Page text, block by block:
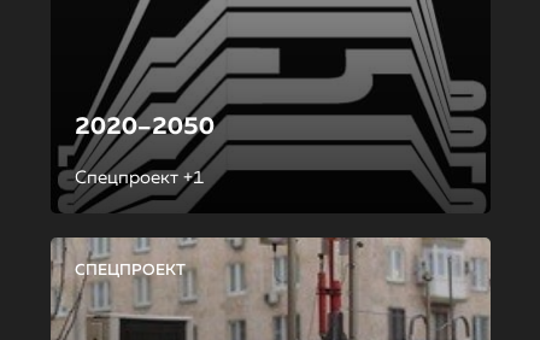
2020–2050
Спецпроект +1
СПЕЦПРОЕКТ